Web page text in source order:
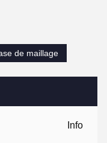
Info
de maillage